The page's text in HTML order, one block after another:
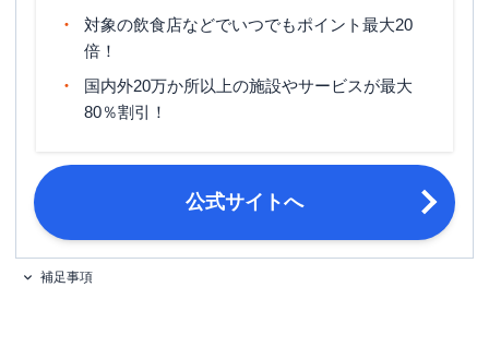
締め日・支払日 公式サイト参照
申し込み条件
定継続収入のある方。または高校生を
対象の飲食店などでいつでもポイント最大20
倍！
国内外20万か所以上の施設やサービスが最大
80％割引！
公式サイトへ
補足事項